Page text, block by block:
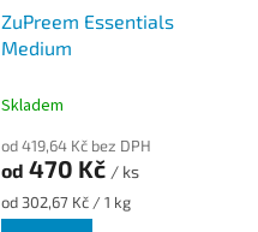
ZuPreem Essentials
Medium
Skladem
od 419,64 Kč bez DPH
od 470 Kč / ks
Měrná
cena:
od 302,67 Kč / 1 kg